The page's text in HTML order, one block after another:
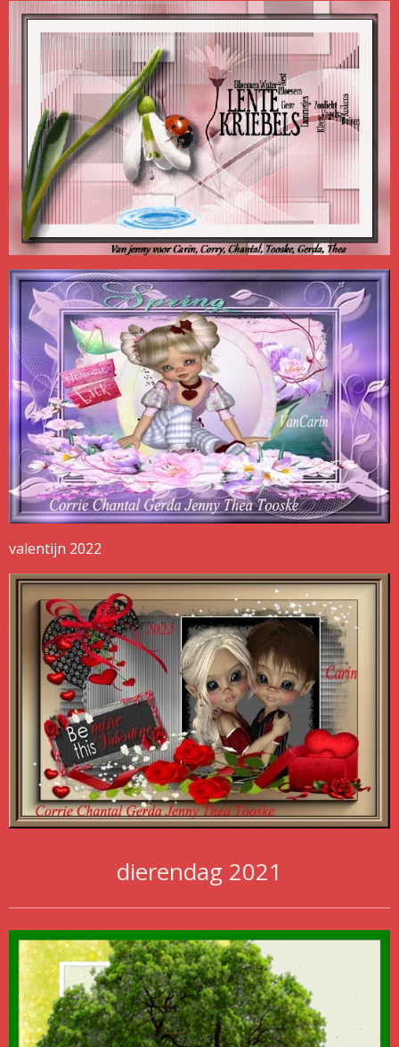
valentijn 2022
dierendag 2021